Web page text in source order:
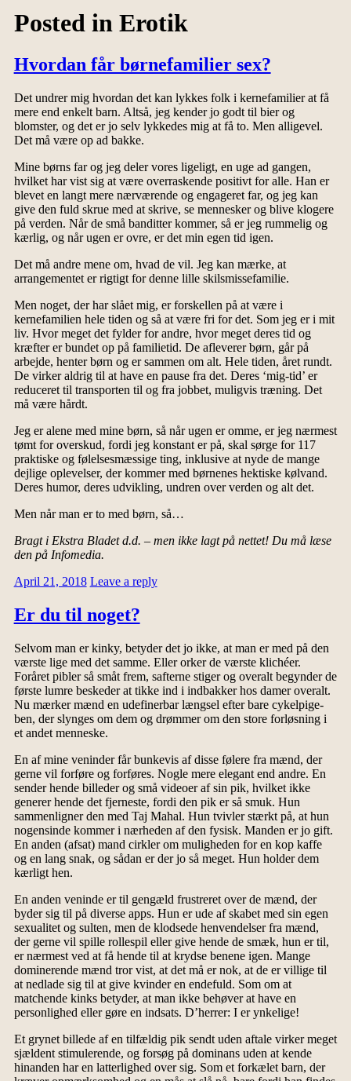
Posted in Erotik
Hvordan får børnefamilier sex?
Det undrer mig hvordan det kan lykkes folk i kernefamilier at få
mere end enkelt barn. Altså, jeg kender jo godt til bier og
blomster, og det er jo selv lykkedes mig at få to. Men alligevel.
Det må være op ad bakke.
Mine børns far og jeg deler vores ligeligt, en uge ad gangen,
hvilket har vist sig at være overraskende positivt for alle. Han er
blevet en langt mere nærværende og engageret far, og jeg kan
give den fuld skrue med at skrive, se mennesker og blive klogere
på verden. Når de små banditter kommer, så er jeg rummelig og
kærlig, og når ugen er ovre, er det min egen tid igen.
Det må andre mene om, hvad de vil. Jeg kan mærke, at
arrangementet er rigtigt for denne lille skilsmissefamilie.
Men noget, der har slået mig, er forskellen på at være i
kernefamilien hele tiden og så at være fri for det. Som jeg er i mit
liv. Hvor meget det fylder for andre, hvor meget deres tid og
kræfter er bundet op på familietid. De afleverer børn, går på
arbejde, henter børn og er sammen om alt. Hele tiden, året rundt.
De virker aldrig til at have en pause fra det. Deres ‘mig-tid’ er
reduceret til transporten til og fra jobbet, muligvis træning. Det
må være hårdt.
Jeg er alene med mine børn, så når ugen er omme, er jeg nærmest
tømt for overskud, fordi jeg konstant er på, skal sørge for 117
praktiske og følelsesmæssige ting, inklusive at nyde de mange
dejlige oplevelser, der kommer med børnenes hektiske kølvand.
Deres humor, deres udvikling, undren over verden og alt det.
Men når man er to med børn, så…
Bragt i Ekstra Bladet d.d. – men ikke lagt på nettet! Du må læse
den på Infomedia.
April 21, 2018 Leave a reply
Er du til noget?
Selvom man er kinky, betyder det jo ikke, at man er med på den
værste lige med det samme. Eller orker de værste klichéer.
Foråret pibler så småt frem, safterne stiger og overalt begynder de
første lumre beskeder at tikke ind i indbakker hos damer overalt.
Nu mærker mænd en udefinerbar længsel efter bare cykelpige-
ben, der slynges om dem og drømmer om den store forløsning i
et andet menneske.
En af mine veninder får bunkevis af disse følere fra mænd, der
gerne vil forføre og forføres. Nogle mere elegant end andre. En
sender hende billeder og små videoer af sin pik, hvilket ikke
generer hende det fjerneste, fordi den pik er så smuk. Hun
sammenligner den med Taj Mahal. Hun tvivler stærkt på, at hun
nogensinde kommer i nærheden af den fysisk. Manden er jo gift.
En anden (afsat) mand cirkler om muligheden for en kop kaffe
og en lang snak, og sådan er der jo så meget. Hun holder dem
kærligt hen.
En anden veninde er til gengæld frustreret over de mænd, der
byder sig til på diverse apps. Hun er ude af skabet med sin egen
sexualitet og sulten, men de klodsede henvendelser fra mænd,
der gerne vil spille rollespil eller give hende de smæk, hun er til,
er nærmest ved at få hende til at krydse benene igen. Mange
dominerende mænd tror vist, at det må er nok, at de er villige til
at nedlade sig til at give kvinder en endefuld. Som om at
matchende kinks betyder, at man ikke behøver at have en
personlighed eller gøre en indsats. D’herrer: I er ynkelige!
Et grynet billede af en tilfældig pik sendt uden aftale virker meget
sjældent stimulerende, og forsøg på dominans uden at kende
hinanden har en latterlighed over sig. Som et forkælet barn, der